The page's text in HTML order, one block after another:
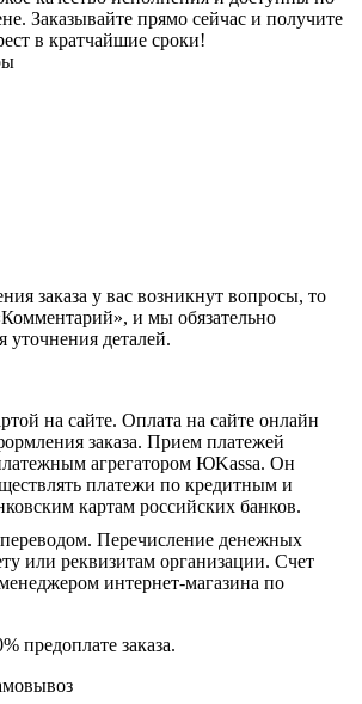
Заказывайте прямо сейчас и получите
в кратчайшие сроки!
заказа у вас возникнут вопросы, то
и мы обязательно
уточнения деталей.
на сайте. Оплата на сайте онлайн
заказа. Прием платежей
агрегатором ЮKassa. Он
платежи по кредитным и
картам российских банков.
Перечисление денежных
или реквизитам организации. Счет
интернет-магазина по
предоплате заказа.